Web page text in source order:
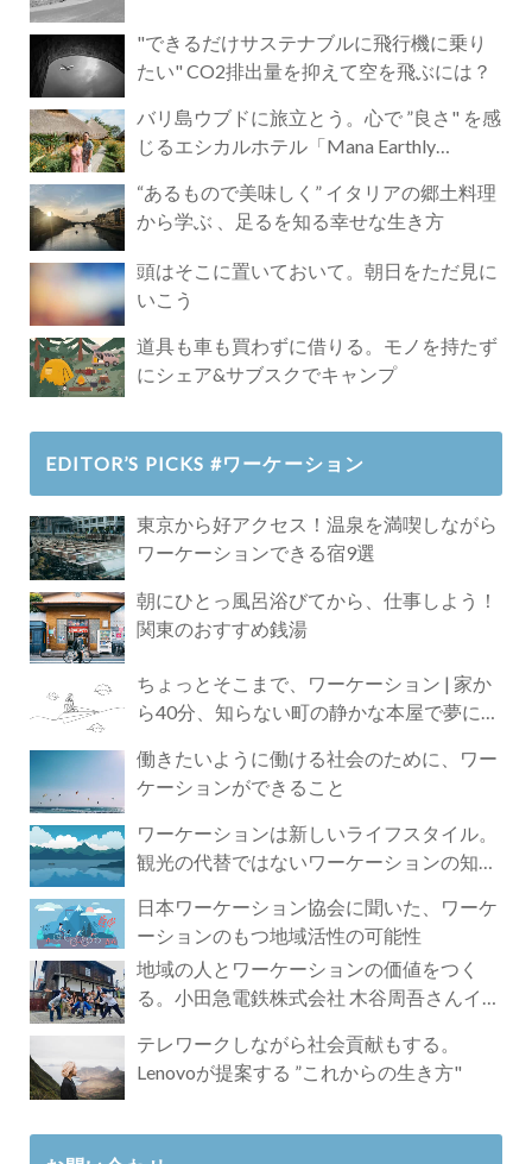
"できるだけサステナブルに飛行機に乗り
たい" CO2排出量を抑えて空を飛ぶには？
バリ島ウブドに旅立とう。心で ”良さ" を感
じるエシカルホテル「Mana Earthly
“あるもので美味しく” イタリアの郷土料理
から学ぶ 、足るを知る幸せな生き方
頭はそこに置いておいて。朝日をただ見に
いこう
道具も車も買わずに借りる。モノを持たず
にシェア&サブスクでキャンプ
EDITOR’S PICKS #ワーケーション
東京から好アクセス！温泉を満喫しながら
ワーケーションできる宿9選
朝にひとっ風呂浴びてから、仕事しよう！
関東のおすすめ銭湯
ちょっとそこまで、ワーケーション | 家か
ら40分、知らない町の静かな本屋で夢に近
働きたいように働ける社会のために、ワー
ケーションができること
ワーケーションは新しいライフスタイル。
観光の代替ではないワーケーションの知ら
日本ワーケーション協会に聞いた、ワーケ
ーションのもつ地域活性の可能性
地域の人とワーケーションの価値をつく
る。小田急電鉄株式会社 木谷周吾さんイン
テレワークしながら社会貢献もする。
Lenovoが提案する ”これからの生き方"